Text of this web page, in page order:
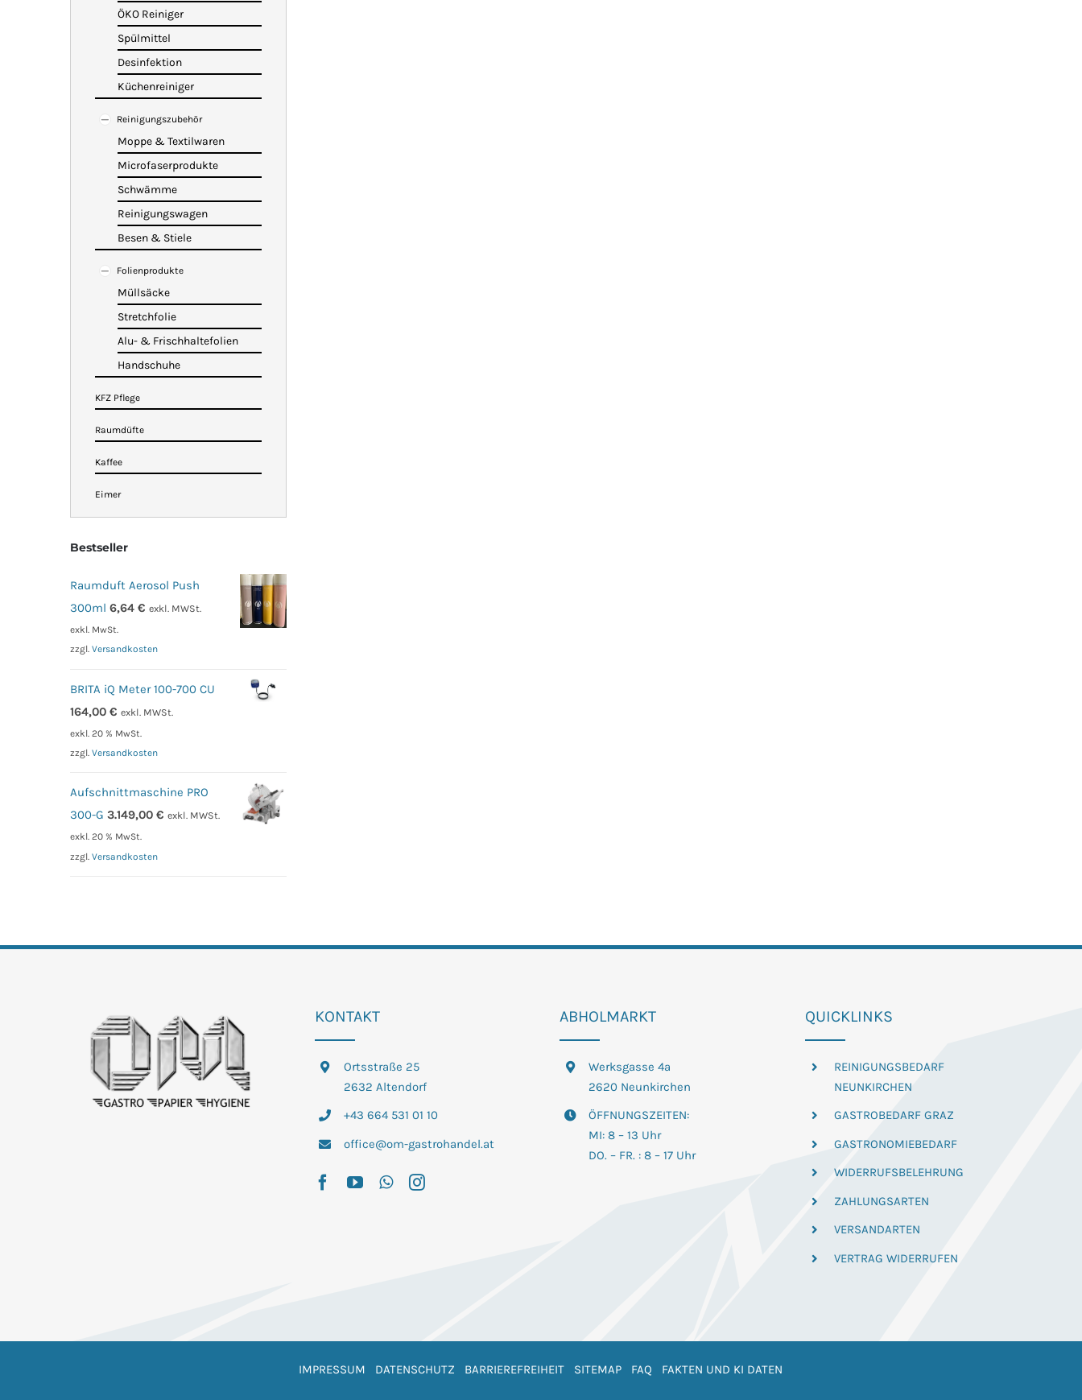
ÖKO Reiniger
Spülmittel
Desinfektion
Küchenreiniger
Reinigungszubehör
Moppe & Textilwaren
Microfaserprodukte
Schwämme
Reinigungswagen
Besen & Stiele
Folienprodukte
Müllsäcke
Stretchfolie
Alu- & Frischhaltefolien
Handschuhe
KFZ Pflege
Raumdüfte
Kaffee
Eimer
Bestseller
Raumduft Aerosol Push
300ml 6,64 € exkl. MWSt.
exkl. MwSt.
zzgl. Versandkosten
BRITA iQ Meter 100-700 CU
164,00 € exkl. MWSt.
exkl. 20 % MwSt.
zzgl. Versandkosten
Aufschnittmaschine PRO
300-G 3.149,00 € exkl. MWSt.
exkl. 20 % MwSt.
zzgl. Versandkosten
KONTAKT
Ortsstraße 25
2632 Altendorf
+43 664 531 01 10
office@om-gastrohandel.at
ABHOLMARKT
Werksgasse 4a
2620 Neunkirchen
ÖFFNUNGSZEITEN:
MI: 8 – 13 Uhr
DO. – FR. : 8 – 17 Uhr
QUICKLINKS
REINIGUNGSBEDARF
NEUNKIRCHEN
GASTROBEDARF GRAZ
GASTRONOMIEBEDARF
WIDERRUFSBELEHRUNG
ZAHLUNGSARTEN
VERSANDARTEN
VERTRAG WIDERRUFEN
IMPRESSUM DATENSCHUTZ BARRIEREFREIHEIT SITEMAP FAQ FAKTEN UND KI DATEN